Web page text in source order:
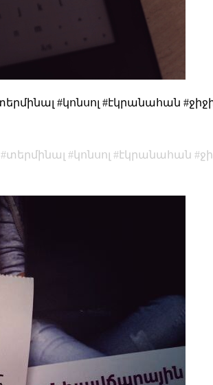
#կոնսոլ #էկրանահան
տերմինալ կոնսոլ էկրանահան